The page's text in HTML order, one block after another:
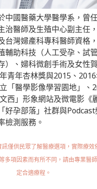
中國醫藥大學醫學系，曾
治醫師及生殖中心副主任
台灣婦產科專科醫師資格
輔助科技（人工受孕、試
）、婦科微創手術及女性
青年杏林獎與2015、
「醫學影像學習園地」、
西」形象網站及微電影《
好孕部落」社群與
檢測服務。
僅供民眾了解醫療選項，實際療效
多項因素而有所不同，請由專業醫
定合適療程。